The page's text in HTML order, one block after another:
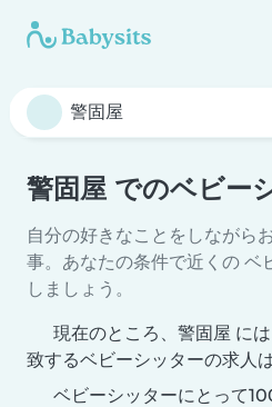
警固屋 でのベビー
自分の好きなことをしながら
事。あなたの条件で近くの ベ
しましょう。
現在のところ、警固屋 に
致するベビーシッターの求人
ベビーシッターにとって